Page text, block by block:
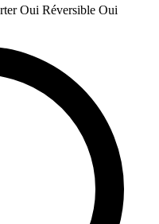
Oui Réversible Oui